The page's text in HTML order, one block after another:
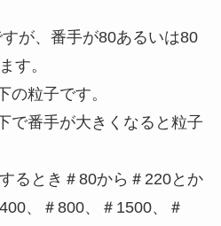
が、番手が80あるいは80
す。
の粒子です。
で番手が大きくなると粒子
るとき＃80から＃220とか
、＃800、＃1500、＃